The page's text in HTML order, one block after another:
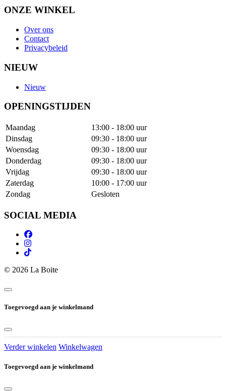
ONZE WINKEL
Over ons
Contact
Privacybeleid
NIEUW
Nieuw
OPENINGSTIJDEN
Maandag
13:00 - 18:00 uur
Dinsdag
09:30 - 18:00 uur
Woensdag
09:30 - 18:00 uur
Donderdag
09:30 - 18:00 uur
Vrijdag
09:30 - 18:00 uur
Zaterdag
10:00 - 17:00 uur
Zondag
Gesloten
SOCIAL MEDIA
© 2026 La Boite
Toegevoegd aan je winkelmand
Verder winkelen Winkelwagen
Toegevoegd aan je winkelmand